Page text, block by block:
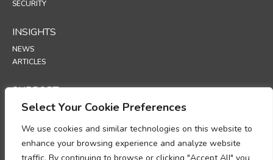
Select Your Cookie Preferences
We use cookies and similar technologies on this website to
enhance your browsing experience and analyze website
SECURITY
INSIGHTS
NEWS
ARTICLES
SUPPORT
TECHNICAL PORTAL
POLICIES
POLITIKA ZASEBNOSTI